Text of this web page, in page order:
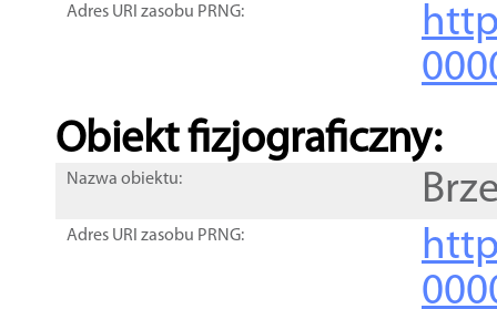
Adres URI zasobu PRNG:
Obiekt fizjograficzny:
Nazwa obiektu:
Adres URI zasobu PRNG: